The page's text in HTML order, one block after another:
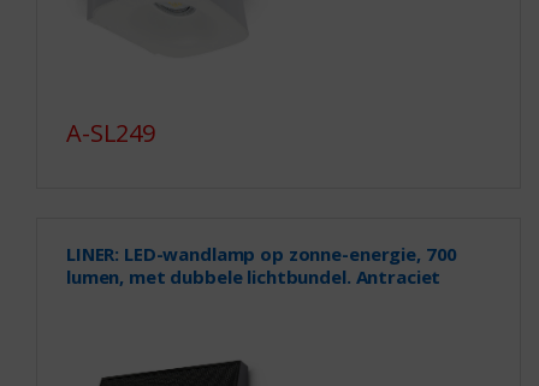
A-SL249
LINER: LED-wandlamp op zonne-energie, 700
lumen, met dubbele lichtbundel. Antraciet